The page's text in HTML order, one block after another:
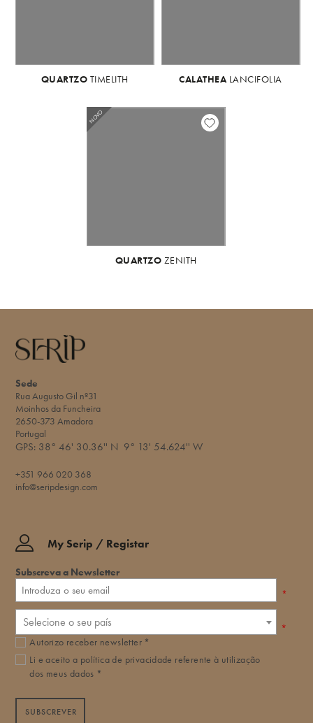
QUARTZO TIMELITH QUARTZOTIMELITH
CALATHEALANCIFOLIA
NOVO
QUARTZO ZENITH
Sede
Rua Augusto Gil nº31
Moinhos da Funcheira
2650-373 Amadora
Portugal
GPS: 38° 46' 30.36'' N 9° 13' 54.624'' W​
+351 966 020 368
info@seripdesign.com
My Serip / Registar
Subscreva a Newsletter
*
Selecione o seu país *
Autorizo receber newsletter *
Li e aceito a política de privacidade referente à utilização
dos meus dados *
SUBSCREVER